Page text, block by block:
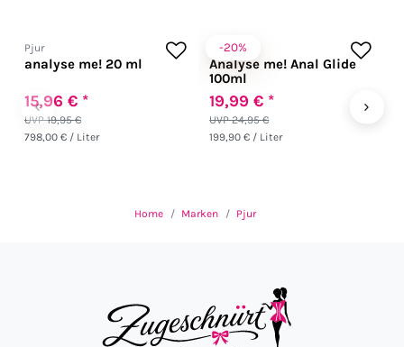
‹
Pjur
analyse me! 20 ml
UVP 19,95 €
15,96 € *
798,00 € / Liter
-20%
Pjur
Analyse me! Anal Glide
100ml
UVP 24,95 €
19,99 € *
199,90 € / Liter
›
Home Marken Pjur